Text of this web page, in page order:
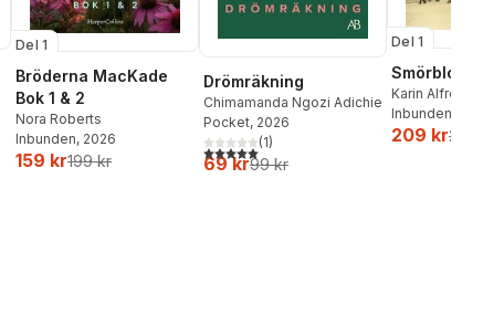
Del 1
Bröderna MacKade
Bok 1 & 2
Nora Roberts
Inbunden, 2026
159 kr199 kr
Drömräkning
Chimamanda Ngozi Adichie
Pocket, 2026
5,0utav 5 stjärnor. Totalt antal röster:
(1)
69 kr99 kr
Del 1
Karin Alfredsson
Inbunden
209 kr259 kr